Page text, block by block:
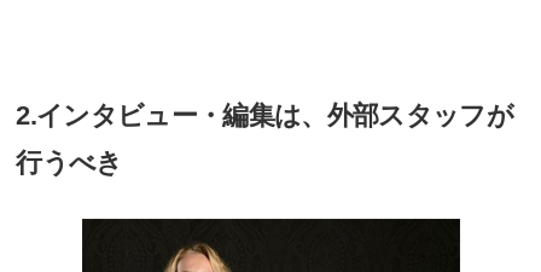
2.インタビュー・編集は、外部スタッフが
行うべき